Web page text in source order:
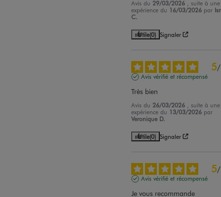
Avis du 29/03/2026
, suite à une
expérience du 16/03/2026 par
C.
Utile(0) Signaler
5/
Avis vérifié et récompensé
Très bien
Avis du 26/03/2026
, suite à une
expérience du 13/03/2026 par
Veronique D.
Utile(0) Signaler
5/
Avis vérifié et récompensé
Je vous recommande